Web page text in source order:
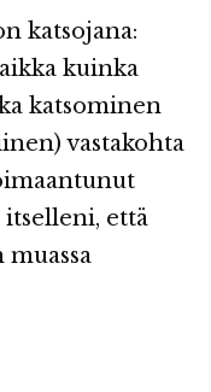
katsojana:
kuinka
katsominen
vastakohta
itselleni, että